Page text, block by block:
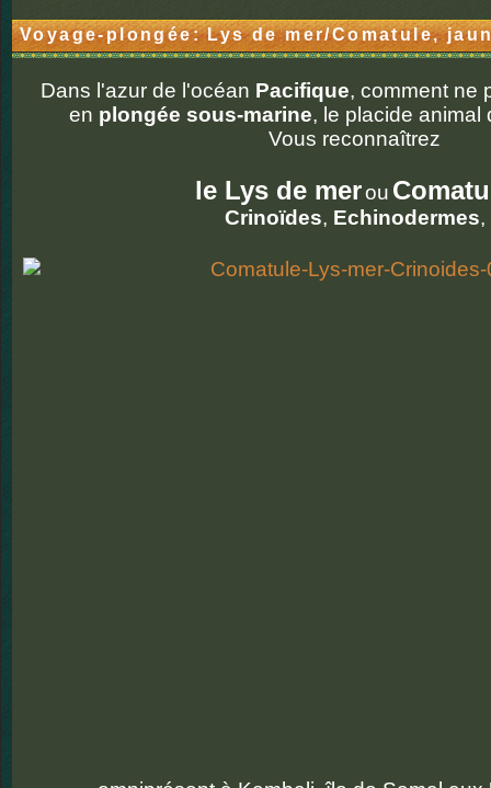
Voyage-plongée: Lys de mer/Comatule,
Dans l'azur de l'océan Pacifique, comment ne
en plongée sous-marine, le placide animal
Vous reconnaîtrez
le Lys de merou
Crinoïdes, Echinodermes,